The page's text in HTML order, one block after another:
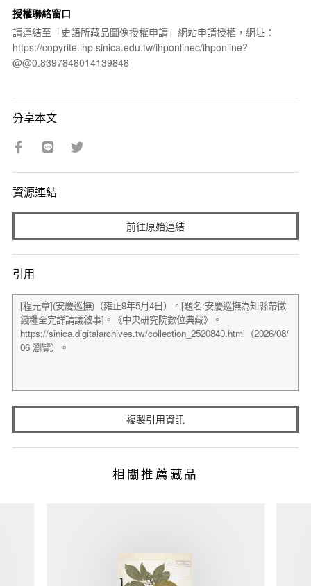
授權聯絡窗口
請連結至「史語所藏品圖像授權申請」網站申請授權，網址：
https://copyrite.ihp.sinica.edu.tw/ihponlinec/ihponline?
@@0.8397848014139848
分享本文
資源連結
前往原始連結
引用
複製引用資訊
相關推薦藏品